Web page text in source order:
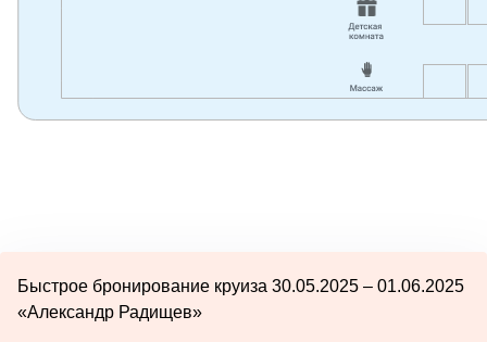
Быстрое бронирование круиза 30.05.2025 – 01.06.2025
«Александр Радищев»